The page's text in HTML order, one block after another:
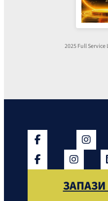
2025 Full Service